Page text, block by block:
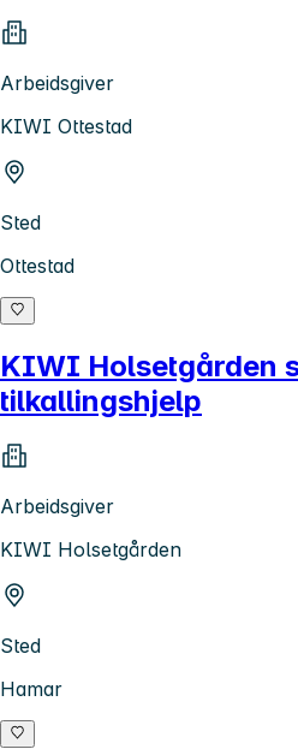
Arbeidsgiver
KIWI Ottestad
Sted
Ottestad
KIWI Holsetgården
tilkallingshjelp
Arbeidsgiver
KIWI Holsetgården
Sted
Hamar